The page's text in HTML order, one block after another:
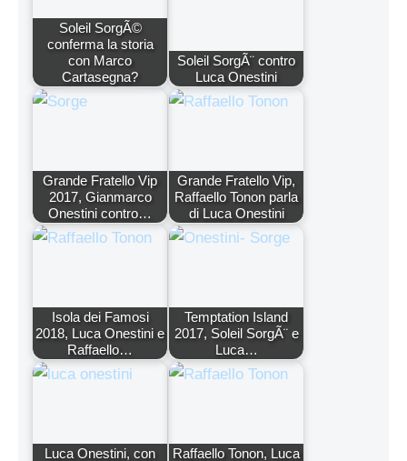
Soleil SorgÃ©
conferma la storia
con Marco
Cartasegna?
Soleil SorgÃ¨ contro
Luca Onestini
Grande Fratello Vip
2017, Gianmarco
Onestini contro…
Grande Fratello Vip,
Raffaello Tonon parla
di Luca Onestini
Isola dei Famosi
2018, Luca Onestini e
Raffaello…
Temptation Island
2017, Soleil SorgÃ¨ e
Luca…
Luca Onestini, con
Raffaello Tonon, Luca